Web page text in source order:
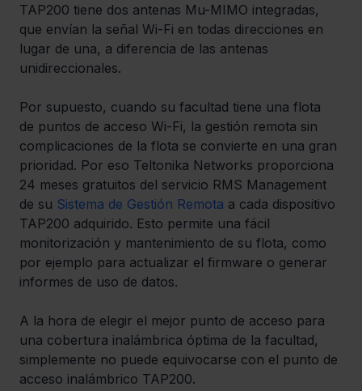
TAP200 tiene dos antenas Mu-MIMO integradas,
que envían la señal Wi-Fi en todas direcciones en
lugar de una, a diferencia de las antenas
unidireccionales.
Por supuesto, cuando su facultad tiene una flota
de puntos de acceso Wi-Fi, la gestión remota sin
complicaciones de la flota se convierte en una gran
prioridad. Por eso Teltonika Networks proporciona
24 meses gratuitos del servicio RMS Management
de su Sistema de Gestión Remota a cada dispositivo
TAP200 adquirido. Esto permite una fácil
monitorización y mantenimiento de su flota, como
por ejemplo para actualizar el firmware o generar
informes de uso de datos.
A la hora de elegir el mejor punto de acceso para
una cobertura inalámbrica óptima de la facultad,
simplemente no puede equivocarse con el punto de
acceso inalámbrico TAP200.